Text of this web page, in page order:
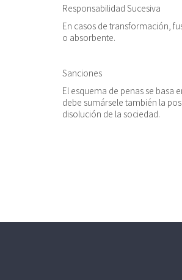
Responsabilidad Sucesiva
En casos de transformación,
o absorbente.
Sanciones
El esquema de penas se
debe sumársele también la
disolución de la sociedad.